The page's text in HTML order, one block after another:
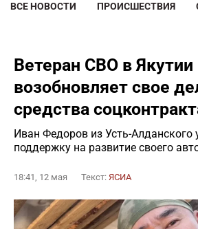
ВСЕ НОВОСТИ ПРОИСШЕСТВИЯ
Ветеран СВО в Якутии
возобновляет свое
средства
Иван Федоров из Усть-Алданского
поддержку на развитие своего
18:41, 12 мая Текст: ЯСИА